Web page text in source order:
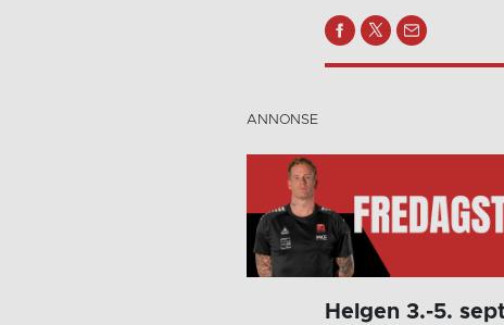
Helgen 3.-5.